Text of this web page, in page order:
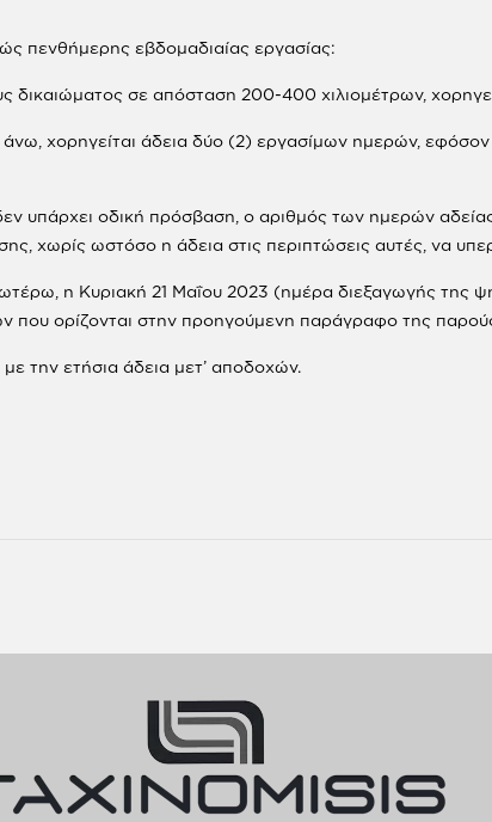
πενθήμερης εβδομαδιαίας εργασίας:
δικαιώματος σε απόσταση 200-400 χιλιομέτρων,
χορηγείται άδεια δύο (2) εργασίμων ημερών,
υπάρχει οδική πρόσβαση, ο αριθμός των ημερών
χωρίς ωστόσο η άδεια στις περιπτώσεις αυτές, να
η Κυριακή 21 Μαΐου 2023 (ημέρα διεξαγωγής της
που ορίζονται στην προηγούμενη παράγραφο της
την ετήσια άδεια μετ’ αποδοχών.